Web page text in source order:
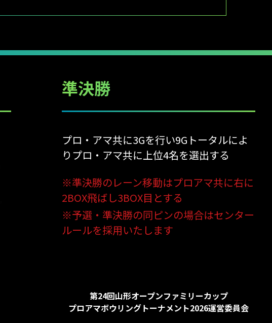
準決勝
プロ・アマ共に3Gを行い9Gトータルによ
りプロ・アマ共に上位4名を選出する
※準決勝のレーン移動はプロアマ共に右に
2BOX飛ばし3BOX目とする
※予選・準決勝の同ピンの場合はセンター
ルールを採用いたします
第24回山形オープンファミリーカップ
プロアマボウリングトーナメント2026運営委員会